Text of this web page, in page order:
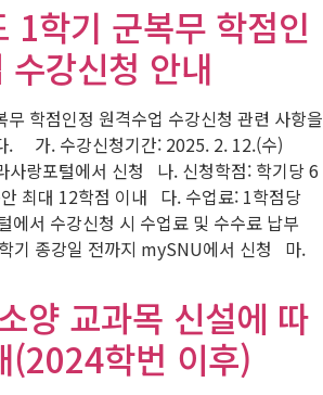
1학기 군복무 학점인
강신청 안내
학점인정 원격수업 수강신청 관련 사항을
. 가. 수강신청기간: 2025. 2. 12.(수)
사랑포털에서 신청 나. 신청학점: 학기당 6
최대 12학점 이내 다. 수업료: 1학점당
에서 수강신청 시 수업료 및 수수료 납부
기 종강일 전까지 mySNU에서 신청 마.
양 교과목 신설에 따
(2024학번 이후)